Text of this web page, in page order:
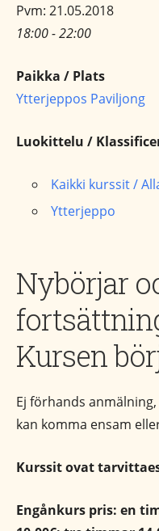
Pvm: 21.05.2018
18:00 - 22:00
Paikka / Plats
Ytterjeppos Paviljong
Luokittelu /
Kaikki kurssit /
Ytterjeppo
Nybörjar
Kursen
Ej förhands
kan komma ensam
Kurssit ovat
Engånkurs pris: en